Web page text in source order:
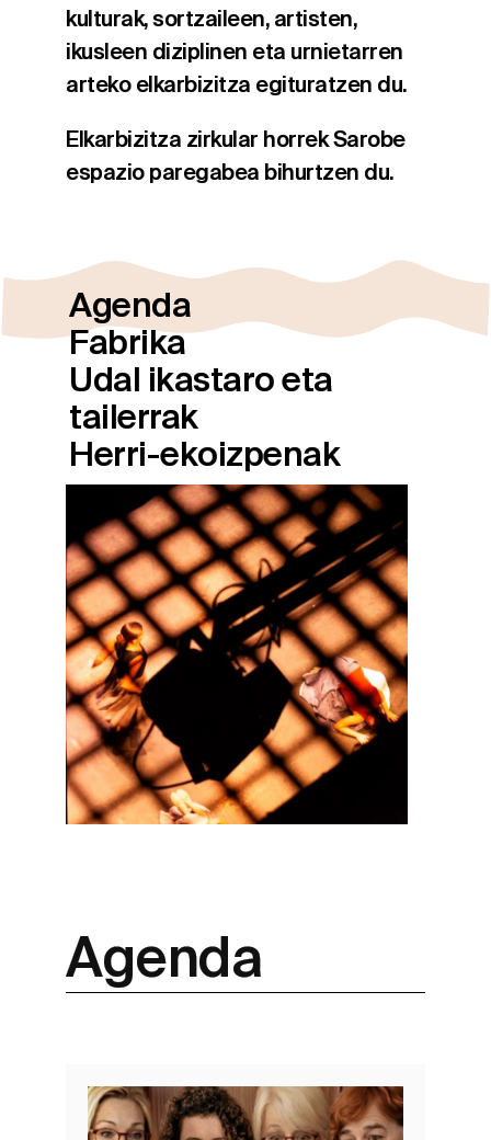
kulturak, sortzaileen, artisten,
ikusleen diziplinen eta urnietarren
arteko elkarbizitza egituratzen du.
Elkarbizitza zirkular horrek Sarobe
espazio paregabea bihurtzen du.
Agenda
Fabrika
Udal ikastaro eta
tailerrak
Herri-ekoizpenak
Agenda